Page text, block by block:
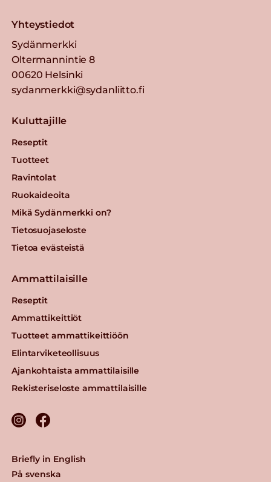
Yhteystiedot
Sydänmerkki
Oltermannintie 8
00620 Helsinki
sydanmerkki@sydanliitto.fi
Kuluttajille
Reseptit
Tuotteet
Ravintolat
Ruokaideoita
Mikä Sydänmerkki on?
Tietosuojaseloste
Tietoa evästeistä
Ammattilaisille
Reseptit
Ammattikeittiöt
Tuotteet ammattikeittiöön
Elintarviketeollisuus
Ajankohtaista ammattilaisille
Rekisteriseloste ammattilaisille
Briefly in English
På svenska